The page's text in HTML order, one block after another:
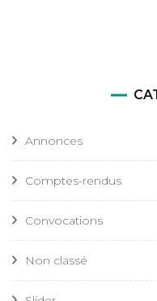
Annonces
Comptes-rendus
Convocations
Non classé